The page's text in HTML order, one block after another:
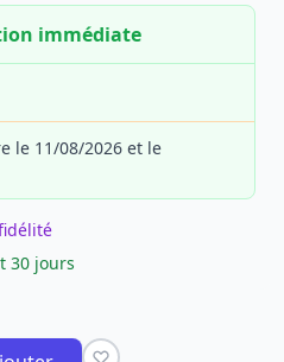
immédiate
le 11/08/2026 et le
30 jours